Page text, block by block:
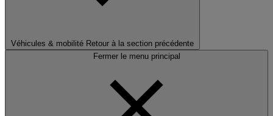
Véhicules & mobilité Retour à la section précédente
Fermer le menu principal